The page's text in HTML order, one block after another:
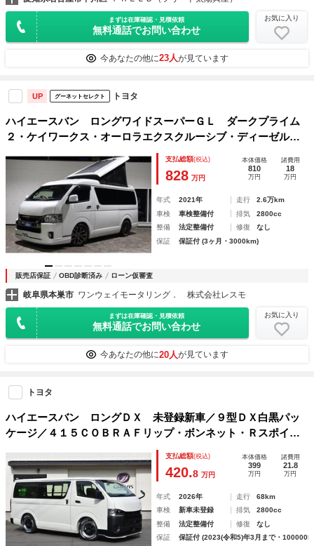
まずは在庫確認・見積依頼
無料通話でお問い合わせ
お気に入り
今あなたの他に23人が見ています
UP グーネットセレクト トヨタ
ハイエースバン ロングワイドスーパーＧＬ ダークプライム
２・ケイワークス・オーロラエクスクルーシブ・ディーゼル・
ポップアップフード・ソーラーパネル・ユーアイ足廻り・リチ
ウムバッテリ×３・２０００Ｗインバータ・１００Ｖクーラ・Ｆ
Ｆヒータ床下収納
支払総額(税込)
828 万円
本体価格
810
万円
諸費用
18
万円
年式 2021年 走行
2.6万km
車検
車検整備付 排気
2800cc
整備
法定整備付 修復
なし
保証
保証付 (3ヶ月・3000km)
販売店保証 OBD診断済み ローン仮審査
岐阜県本巣市 ワンウェイモータリング． 株式会社レスモ
まずは在庫確認・見積依頼
無料通話でお問い合わせ
お気に入り
今あなたの他に20人が見ています
トヨタ
ハイエースバン ロングＤＸ 未登録新車／９型ＤＸ白黒パッ
ケージ／４１５ＣＯＢＲＡＦリップ・ボンネット・Ｒスポイラ
ー／３．０インチローダウン／ＳＳＲ１７インチＡＷ／ホワイ
トレターバンタイヤ／グリル・エンブレム塗装／ＬＥＤヘッド
／
支払総額(税込)
420.8 万円
本体価格
399
万円
諸費用
21.8
万円
年式 2026年 走行
68km
車検
新車未登録 排気
2800cc
整備
法定整備付 修復
なし
保証
保証付 (2023(令和5)年3月まで・